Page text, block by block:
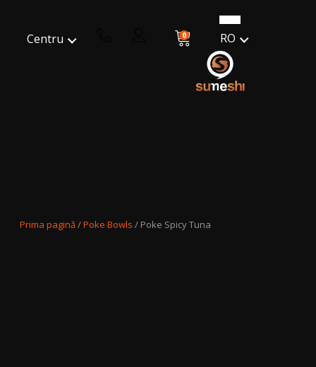
Centru 0 RO
Prima pagină/Poke Bowls / Poke Spicy Tuna